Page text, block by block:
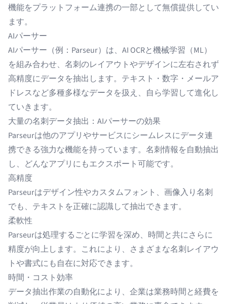
機能をプラットフォーム連携の一部として無償提供してい
ます。
AIパーサー
AIパーサー （例：Parseur）は、AI OCRと機械学習（ML）
を組み合わせ、名刺のレイアウトやデザインに左右されず
高精度にデータを抽出します。テキスト・数字・メールア
ドレスなど多種多様なデータを扱え、自ら学習して進化し
ていきます。
大量の名刺データ抽出：AIパーサーの効果
Parseurは他のアプリやサービスにシームレスにデータ連
携できる強力な機能を持っています。名刺情報を自動抽出
し、どんなアプリにもエクスポート可能です。
高精度
Parseurはデザイン性やカスタムフォント、画像入り名刺
でも、テキストを正確に認識して抽出できます。
柔軟性
Parseurは処理するごとに学習を深め、時間と共にさらに
精度が向上します。これにより、さまざまな名刺レイアウ
トや書式にも自在に対応できます。
時間・コスト効率
データ抽出作業の自動化により、企業は業務時間と経費を